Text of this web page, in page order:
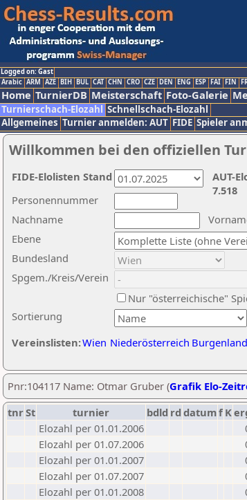
Logged on: Gast
Arabic ARM AZE BIH BUL CAT CHN CRO CZE DEN ENG ESP FAI FIN
Home TurnierDB Meisterschaft Foto-Galerie
Turnierschach-Elozahl Schnellschach-Elozahl
Allgemeines Turnier anmelden: AUT FIDE Spieler
Willkommen bei den offiziellen
Nachname
Ebene
Sortierung
Personennummer
Bundesland
Spgem./Kreis/Verein
Nur "österreichische"
Vereinslisten:Wien Niederösterreich Burgenland
AUT-
7.518
FIDE-Elolisten Stand
Pnr:104117 Name: Otmar Gruber (Grafik Elo-
tnrSt turnier bdld rd datumf K
Elozahl per 01.01.2006
Elozahl per 01.07.2006
Elozahl per 01.01.2007
Elozahl per 01.07.2007
Elozahl per 01.01.2008